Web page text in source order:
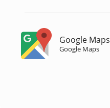
Google Maps
Google Maps